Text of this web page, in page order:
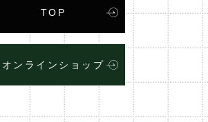
TOP
オンラインショップ